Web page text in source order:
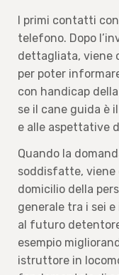
I primi contatti
telefono. Dopo
dettagliata, viene
per poter
con handicap
se il cane guida è
e alle aspettative
Quando la
soddisfatte, viene
domicilio della
generale tra i sei
al futuro
esempio
istruttore in